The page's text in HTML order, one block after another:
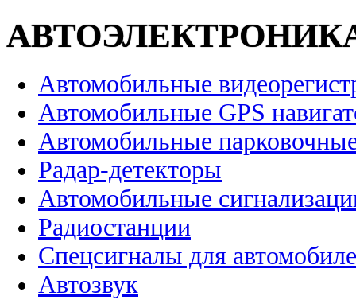
Автомобильные
Автомобильные GPS
Автомобильные
Радар-детекторы
Автомобильные
Радиостанции
Спецсигналы для
Автозвук